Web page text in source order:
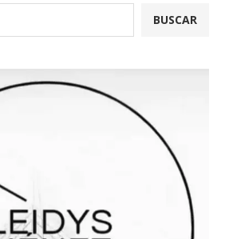
BUSCAR